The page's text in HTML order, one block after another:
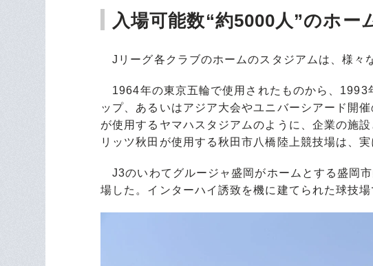
入場可能数“約5000人”のホー
Jリーグ各クラブのホームのスタジアムは、様々
1964年の東京五輪で使用されたものから、1993
ップ、あるいはアジア大会やユニバーシアード開
が使用するヤマハスタジアムのように、企業の施
リッツ秋田が使用する秋田市八橋陸上競技場は、
J3のいわてグルージャ盛岡がホームとする盛岡
場した。インターハイ誘致を機に建てられた球技